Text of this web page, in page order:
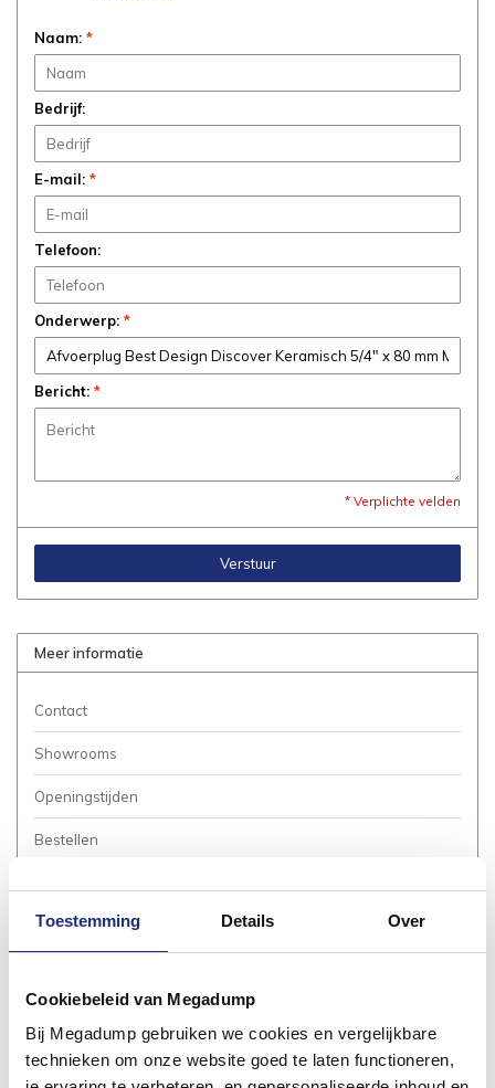
Toestemming Details Over
Cookiebeleid van Megadump
Bij Megadump gebruiken we cookies en vergelijkbare
technieken om onze website goed te laten functioneren,
Naam: *
Bedrijf:
E-mail: *
Telefoon:
Onderwerp: *
Bericht: *
* Verplichte velden
Verstuur
Meer informatie
Contact
Showrooms
Openingstijden
Bestellen
Bezorgen / Afhalen
Garantie / Klachten
Service Aanvraag